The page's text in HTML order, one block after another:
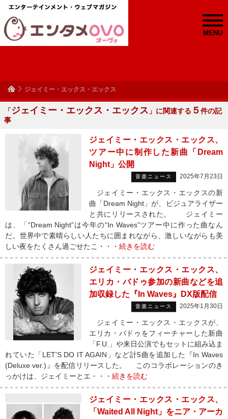
MENU
ジェイミー・エックス・エックス
「ジェイミー・エックス・エックス 」に関連する ５件の記
事
ジェイミー・エックス・エックス、
ツアー中に制作した新曲「Dream
Night」公開
音楽ニュース 2025年7月23日
ジェイミー・エックス・エックスの新
曲「Dream Night」が、ビジュアライザー
と共にリリースされた。 ジェイミー
は、「“Dream Night”は今年の“In Waves”ツアー中に作った曲なん
だ。世界中で素晴らしい人たちに囲まれながら、激しいながらも美
しい夜をたくさん過ごせたこ・・・ 続きを読む
ジェイミー・エックス・エックス、
エリカ・バドゥ参加の新曲などを追
加収録した『In Waves』DX版配信
音楽ニュース 2025年1月30日
ジェイミー・エックス・エックスが、
エリカ・バドゥをフィーチャーした新曲
「F.U.」や来日公演でもセットに組み込ま
れていた「LET'S DO IT AGAIN」など計5曲を追加した『In Waves
(Deluxe ver.)』を配信リリースした。 このコラボレーションのき
っかけは、ジェイミーとエ・・・ 続きを読む
ジェイミー・エックス・エックス、
「Waited All Night」をニア・アーカ